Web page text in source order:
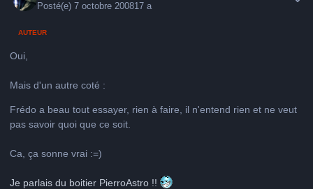
Posté(e)7 octobre 200817 a
AUTEUR
Oui,
Mais d'un autre coté :
Frédo a beau tout essayer, rien à faire, il n'entend rien et ne veut
pas savoir quoi que ce soit.
Ca, ça sonne vrai :=)
Je parlais du boitier PierroAstro !!